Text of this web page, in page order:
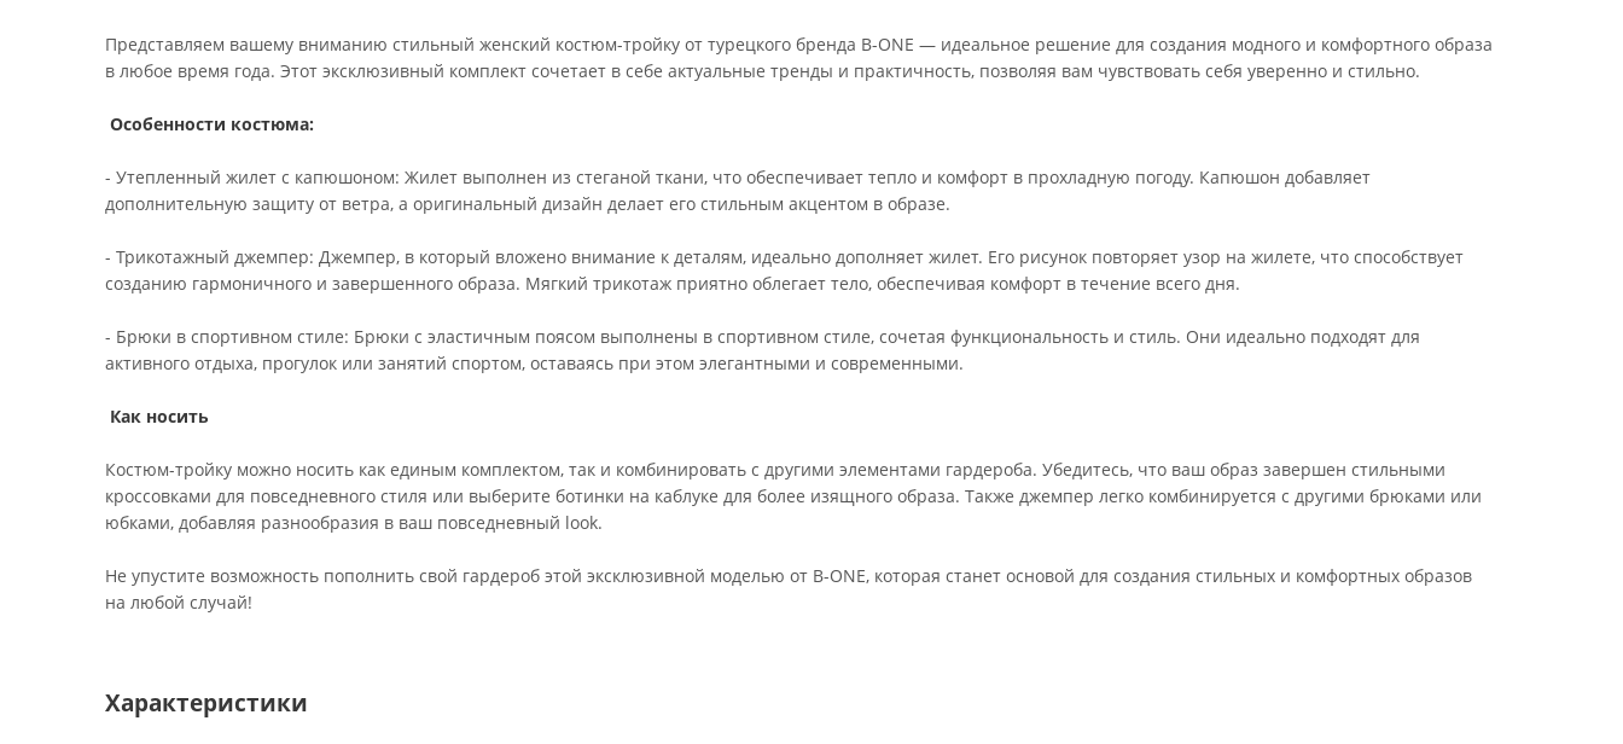
Представляем вашему вниманию стильный женский костюм-тройку от турецкого бренда B-ONE — идеальное решение для создания модного и комфортного образа
в любое время года. Этот эксклюзивный комплект сочетает в себе актуальные тренды и практичность, позволяя вам чувствовать себя уверенно и стильно.
Особенности костюма:
- Утепленный жилет с капюшоном: Жилет выполнен из стеганой ткани, что обеспечивает тепло и комфорт в прохладную погоду. Капюшон добавляет
дополнительную защиту от ветра, а оригинальный дизайн делает его стильным акцентом в образе.
- Трикотажный джемпер: Джемпер, в который вложено внимание к деталям, идеально дополняет жилет. Его рисунок повторяет узор на жилете, что способствует
созданию гармоничного и завершенного образа. Мягкий трикотаж приятно облегает тело, обеспечивая комфорт в течение всего дня.
- Брюки в спортивном стиле: Брюки с эластичным поясом выполнены в спортивном стиле, сочетая функциональность и стиль. Они идеально подходят для
активного отдыха, прогулок или занятий спортом, оставаясь при этом элегантными и современными.
Как носить
Костюм-тройку можно носить как единым комплектом, так и комбинировать с другими элементами гардероба. Убедитесь, что ваш образ завершен стильными
кроссовками для повседневного стиля или выберите ботинки на каблуке для более изящного образа. Также джемпер легко комбинируется с другими брюками или
юбками, добавляя разнообразия в ваш повседневный look.
Не упустите возможность пополнить свой гардероб этой эксклюзивной моделью от B-ONE, которая станет основой для создания стильных и комфортных образов
на любой случай!
Характеристики